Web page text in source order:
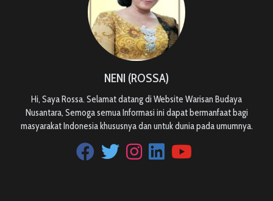
NENI (ROSSA)
Hi, Saya Rossa. Selamat datang di Website Warisan Budaya
Nusantara, Semoga semua Informasi ini dapat bermanfaat bagi
masyarakat Indonesia khususnya dan untuk dunia pada umumnya.